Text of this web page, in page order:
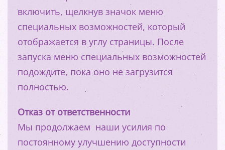
включить, щелкнув значок меню
специальных возможностей, который
отображается в углу страницы. После
запуска меню специальных возможностей
подождите, пока оно не загрузится
полностью.
Отказ от ответственности
Мы продолжаем наши усилия по
постоянному улучшению доступности